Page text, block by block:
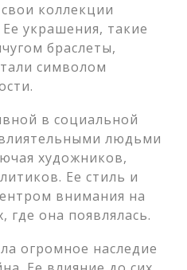
коллекции
украшения, такие
браслеты,
символом
в социальной
людьми
художников,
Ее стиль и
внимания на
она появлялась.
огромное наследие